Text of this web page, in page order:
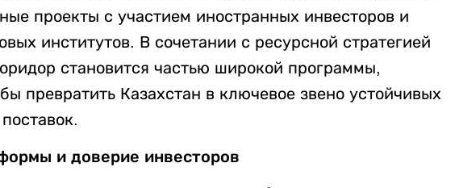
проекты с участием иностранных инвесторов и
институтов. В сочетании с ресурсной стратегией
становится частью широкой программы,
превратить Казахстан в ключевое звено устойчивых
и доверие инвесторов